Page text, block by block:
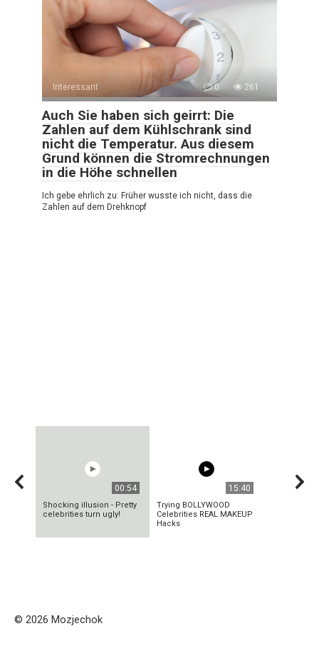
Interessant 0 261
Auch Sie haben sich geirrt: Die
Zahlen auf dem Kühlschrank sind
nicht die Temperatur. Aus diesem
Grund können die Stromrechnungen
in die Höhe schnellen
Ich gebe ehrlich zu: Früher wusste ich nicht, dass die
Zahlen auf dem Drehknopf
00:54
Shocking illusion - Pretty
celebrities turn ugly!
15:40
Trying BOLLYWOOD
Celebrities REAL MAKEUP
Hacks
© 2026 Mozjechok